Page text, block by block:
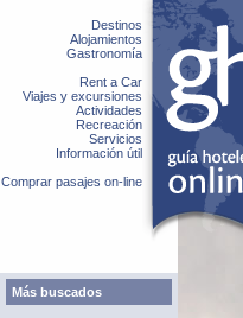
Destinos
Alojamientos
Gastronomía
Rent a Car
Viajes y excursiones
Actividades
Recreación
Servicios
Información útil
Comprar pasajes on-line
Más buscados